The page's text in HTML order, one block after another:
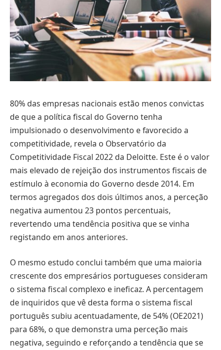
80% das empresas nacionais estão menos convictas
de que a política fiscal do Governo tenha
impulsionado o desenvolvimento e favorecido a
competitividade, revela o Observatório da
Competitividade Fiscal 2022 da Deloitte. Este é o valor
mais elevado de rejeição dos instrumentos fiscais de
estímulo à economia do Governo desde 2014. Em
termos agregados dos dois últimos anos, a perceção
negativa aumentou 23 pontos percentuais,
revertendo uma tendência positiva que se vinha
registando em anos anteriores.
O mesmo estudo conclui também que uma maioria
crescente dos empresários portugueses consideram
o sistema fiscal complexo e ineficaz. A percentagem
de inquiridos que vê desta forma o sistema fiscal
português subiu acentuadamente, de 54% (OE2021)
para 68%, o que demonstra uma perceção mais
negativa, seguindo e reforçando a tendência que se